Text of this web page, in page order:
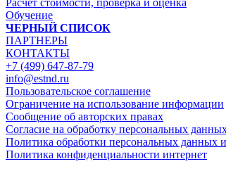
Обучение
ЧЕРНЫЙ СПИСОК
ПАРТНЕРЫ
КОНТАКТЫ
+7 (499) 647-87-79
info@estnd.ru
Пользовательское соглашение
Ограничение на использование информации
Сообщение об авторских правах
Согласие на обработку персональных
Политика обработки персональных данных
Политика конфиденциальности интернет